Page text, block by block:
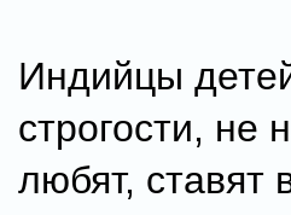
Индийцы
строгости, не
любят, ставят